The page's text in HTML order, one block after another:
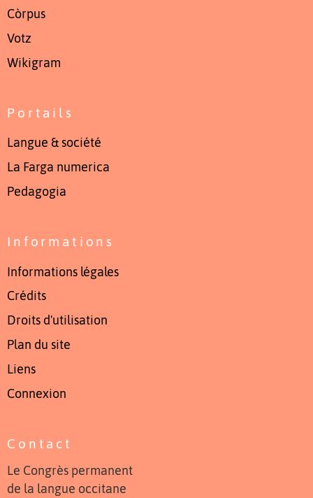
Còrpus
Votz
Wikigram
Portails
Langue & société
La Farga numerica
Pedagogia
Informations
Informations légales
Crédits
Droits d'utilisation
Plan du site
Liens
Connexion
Contact
Le Congrès permanent
de la langue occitane